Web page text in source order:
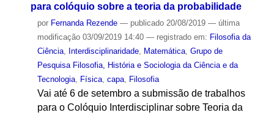
para colóquio sobre a teoria da probabilidade
por Fernanda Rezende — publicado20/08/2019 — última
modificação03/09/2019 14:40 — registrado em: Filosofia da
Ciência, Interdisciplinaridade, Matemática, Grupo de
Pesquisa Filosofia, História e Sociologia da Ciência e da
Tecnologia, Física, capa, Filosofia
Vai até 6 de setembro a submissão de trabalhos
para o Colóquio Interdisciplinar sobre Teoria da